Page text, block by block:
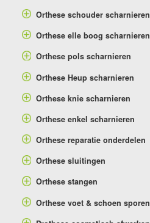
Orthese schouder scharnieren
Orthese elle boog scharnieren
Orthese pols scharnieren
Orthese Heup scharnieren
Orthese knie scharnieren
Orthese enkel scharnieren
Orthese reparatie onderdelen
Orthese sluitingen
Orthese stangen
Orthese voet & schoen sporen